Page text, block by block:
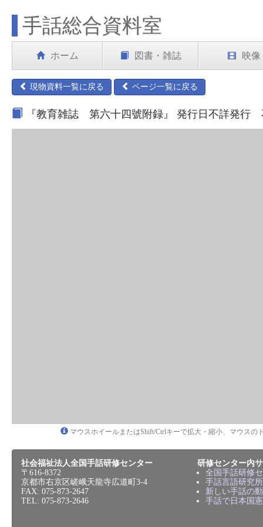
手話総合資料室
ホーム 図書・雑誌 映像
現物資料一覧に戻る ページ一覧に戻る
『教育雑誌 第六十四號附録』 発行日不詳発行
マウスホイールまたはShift/Ctrlキーで拡大・縮小、マウスの
社会福祉法人全国手話研修センター
〒616-8372
京都市右京区嵯峨天龍寺広道町3-4
FAX: 075-873-2647
TEL: 075-873-2646
研修センター内
全国手話研修
手話言語研究所
新しい手話の
手話で日本国